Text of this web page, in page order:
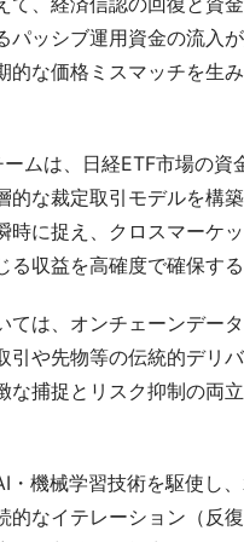
パッシブ運用資金の流入
的な価格ミスマッチを生
ムは、日経ETF市場の
的な裁定取引モデルを構
時に捉え、クロスマーケ
る収益を高確度で確保す
ては、オンチェーンデー
引や先物等の伝統的デリ
な捕捉とリスク抑制の両
・機械学習技術を駆使し
的なイテレーション（反